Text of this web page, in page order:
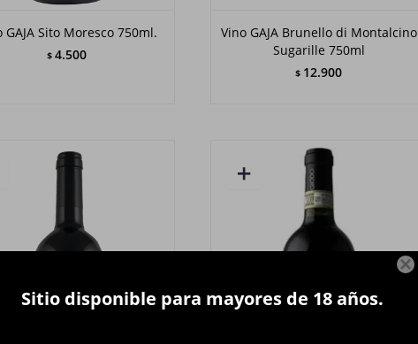

Sitio disponible para mayores de 18 años.
GAJA Sito Moresco 750ml.
$ 4.500
Vino GAJA Brunello di Montalcino
Sugarille 750ml
$ 12.900